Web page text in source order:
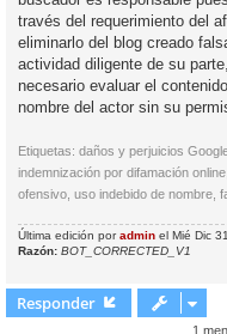
través del requerimiento del
eliminarlo del blog creado
actividad diligente de su
necesario evaluar el
nombre del actor sin su
Etiquetas: daños y perjuicios
indemnización por difamación
ofensivo, uso indebido de nombre,
Última edición poradmin el Mié Dic
Razón: BOT_CORRECTED_V1
Responder
1